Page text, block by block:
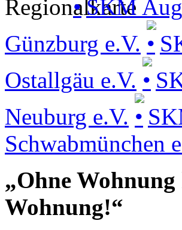
SKM
Günzburg e.V.
Ostallgäu e.V.
Neuburg e.V.
Schwabmünchen
„Ohne
Wohnung!“